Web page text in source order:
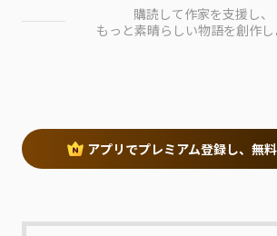
「深呼吸して、リラックスして…
「……痛い……」雪は汗を流しな
る。
購読して作家を支援し、
もっと素晴らしい物語を創作し
アプリでプレミアム登録し、無